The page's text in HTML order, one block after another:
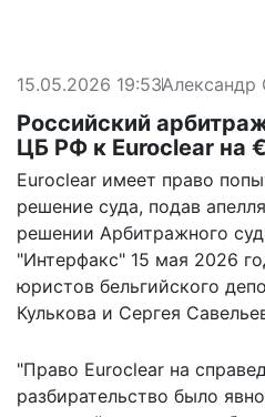
15.05.2026 19:53Александр
Российский
ЦБ РФ к Euroclear на
Euroclear имеет право
решение суда, подав
решении Арбитражного
"Интерфакс" 15 мая 2026
юристов бельгийского
Кулькова и Сергея
"Право Euroclear на
разбирательство было